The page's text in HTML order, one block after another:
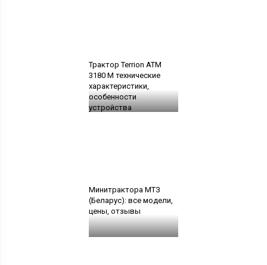
Трактор Terrion ATM
3180 M технические
характеристики,
особенности
устройства
Минитрактора МТЗ
(Беларус): все модели,
цены, отзывы